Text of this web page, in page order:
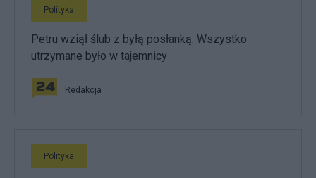
Polityka
Petru wziął ślub z byłą posłanką. Wszystko
utrzymane było w tajemnicy
Redakcja
Polityka